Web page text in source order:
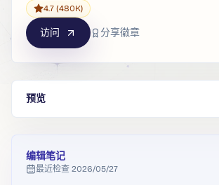
4.7 (480K)
访问 分享徽章
预览
编辑笔记
最近检查 2026/05/27